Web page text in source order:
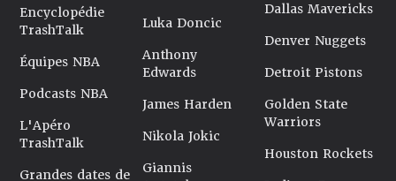
Encyclopédie
TrashTalk
Équipes NBA
Podcasts NBA
L'Apéro
TrashTalk
Grandes dates de
Luka Doncic
Anthony
Edwards
James Harden
Nikola Jokic
Giannis
Dallas Mavericks
Denver Nuggets
Detroit Pistons
Golden State
Warriors
Houston Rockets